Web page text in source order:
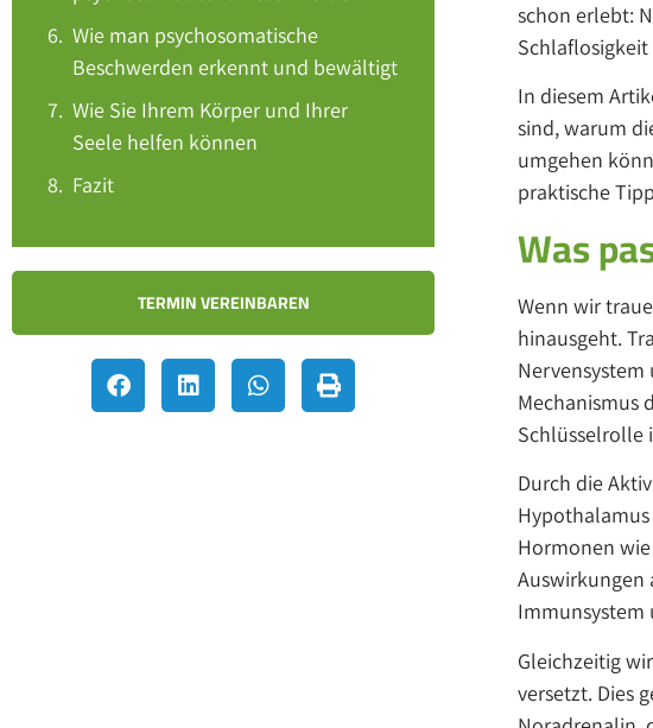
Wie man psychosomatische
Beschwerden erkennt und bewältigt
Wie Sie Ihrem Körper und Ihrer
Seele helfen können
Fazit
TERMIN VEREINBAREN
schon erlebt:
In diesem
sind, warum
umgehen
praktische
Was
Wenn wir
hinausgeht.
Mechanismus
Schlüsselrolle
Durch die
Hormonen
Auswirkungen
Immunsystem
Gleichzeitig
versetzt. Dies